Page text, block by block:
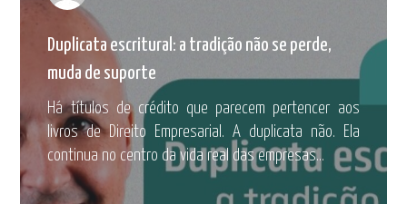
Duplicata escritural: a tradição não se perde,
muda de suporte
Há títulos de crédito que parecem pertencer aos
livros de Direito Empresarial. A duplicata não. Ela
continua no centro da vida real das empresas...